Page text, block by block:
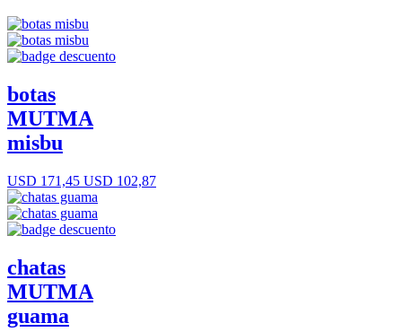
botas
MUTMA
misbu
USD 171,45 USD 102,87
chatas
MUTMA
guama